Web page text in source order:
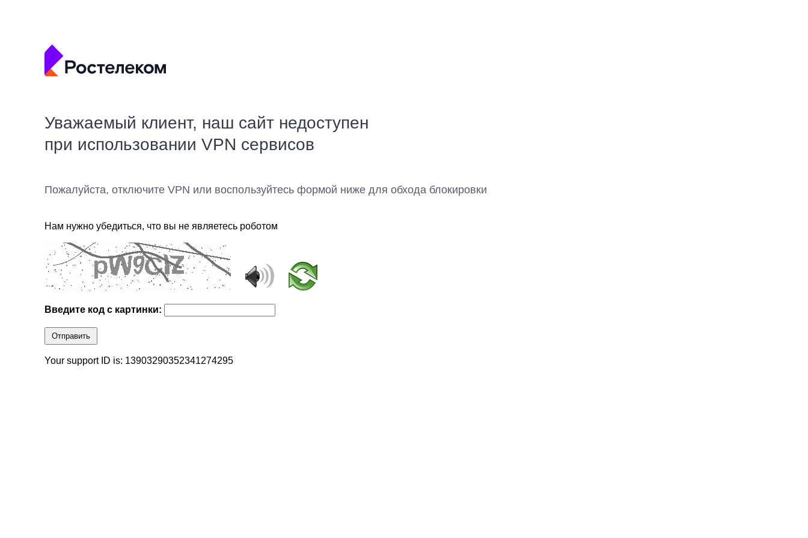
Уважаемый клиент, наш сайт недоступен
при использовании VPN сервисов
Пожалуйста, отключите VPN или воспользуйтесь формой ниже для обхода блокировки
Нам нужно убедиться, что вы не являетесь роботом
Введите код с картинки:
Отправить
Your support ID is: 13903290352341274295